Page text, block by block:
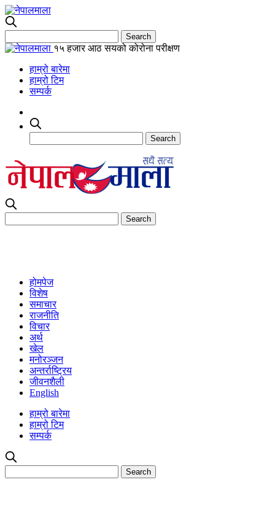
१५ हजार आठ सयको कोरोना परीक्षण
हाम्रो बारेमा
हाम्रो टिम
सम्पर्क
होमपेज
विशेष
समाचार
राजनीति
विचार
अर्थ
खेल
मनोरञ्जन
अन्तर्राष्ट्रिय
जीवनशैली
English
हाम्रो बारेमा
हाम्रो टिम
सम्पर्क